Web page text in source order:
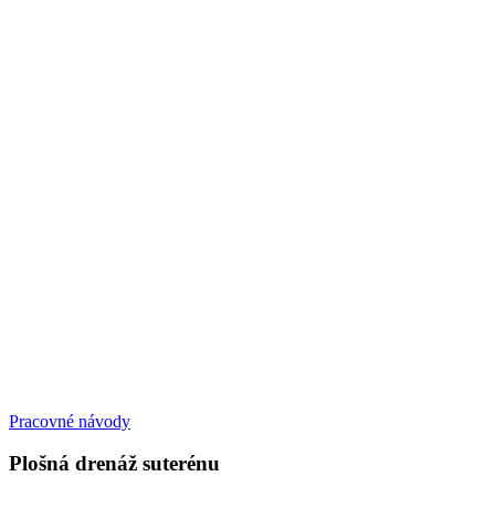
Pracovné návody
Plošná drenáž suterénu